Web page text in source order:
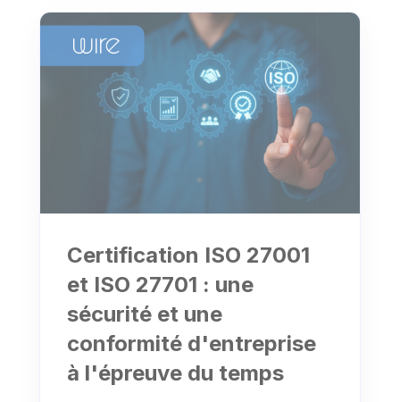
Certification ISO 27001
et ISO 27701 : une
sécurité et une
conformité d'entreprise
à l'épreuve du temps